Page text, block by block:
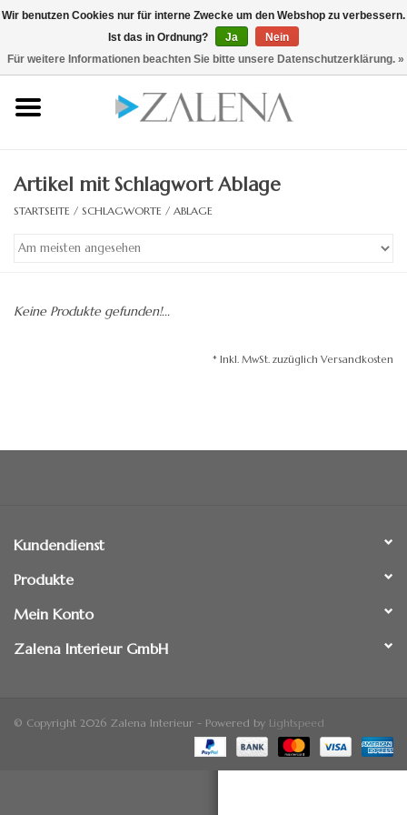
0 Artikel - €0,00 / hier zum B2B Shop
Rahmenspiegel
Lichtspiegel
Artikel mit Schlagwort Ablage
STARTSEITE / SCHLAGWORTE / ABLAGE
Keine Produkte gefunden!...
* Inkl. MwSt. zuzüglich Versandkosten
Kundendienst
Produkte
Mein Konto
Zalena Interieur GmbH
© Copyright 2026 Zalena Interieur - Powered by Lightspeed
Wir benutzen Cookies nur für interne Zwecke um den Webshop zu verbessern.
Ist das in Ordnung?
Ja
Nein
Für weitere Informationen beachten Sie bitte unsere Datenschutzerklärung. »